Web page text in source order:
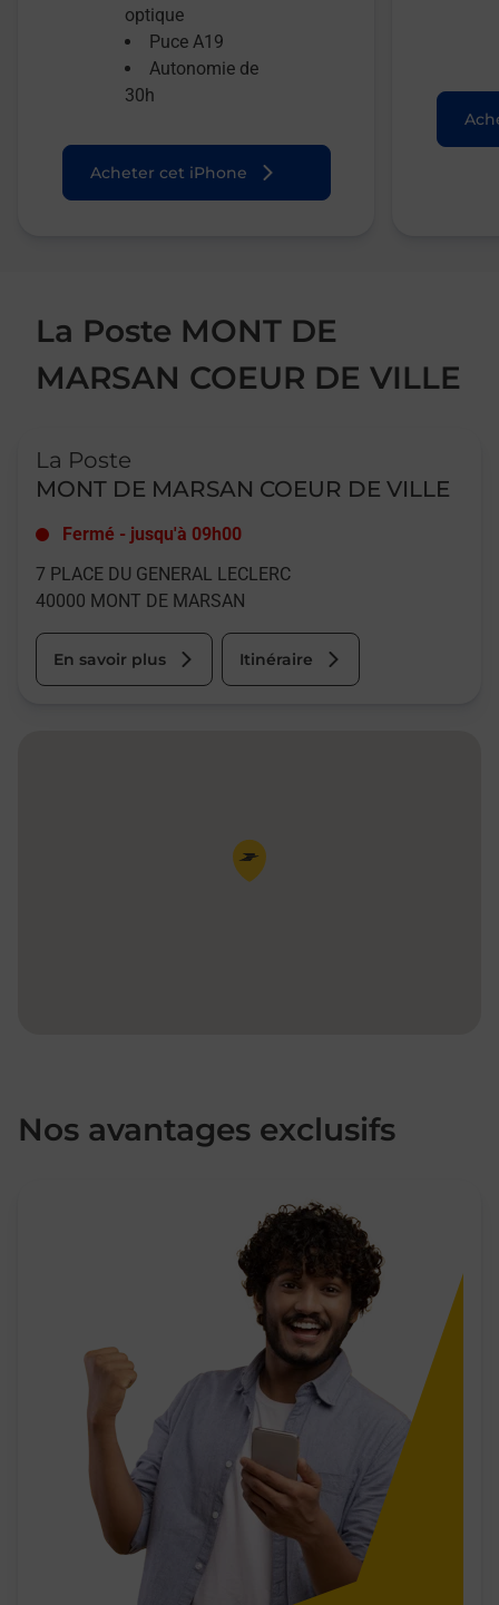
optique
Puce A19
Autonomie de
30h
Acheter cet iPhone
La Poste MONT DE
MARSAN COEUR DE VILLE
La Poste
MONT DE MARSAN COEUR DE VILLE
Fermé - jusqu'à 09h00
7 PLACE DU GENERAL LECLERC
40000 MONT DE MARSAN
En savoir plus Itinéraire
Pin de la carte
Nos avantages exclusifs